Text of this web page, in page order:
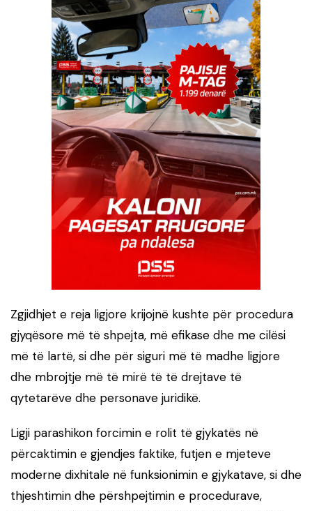
Zgjidhjet e reja ligjore krijojnë kushte për procedura
gjyqësore më të shpejta, më efikase dhe me cilësi
më të lartë, si dhe për siguri më të madhe ligjore
dhe mbrojtje më të mirë të të drejtave të
qytetarëve dhe personave juridikë.
Ligji parashikon forcimin e rolit të gjykatës në
përcaktimin e gjendjes faktike, futjen e mjeteve
moderne dixhitale në funksionimin e gjykatave, si dhe
thjeshtimin dhe përshpejtimin e procedurave,